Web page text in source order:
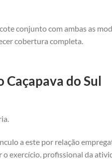
conjunto com ambas as
cobertura completa.
Caçapava do Sul
a este por relação
exercício. profissional da